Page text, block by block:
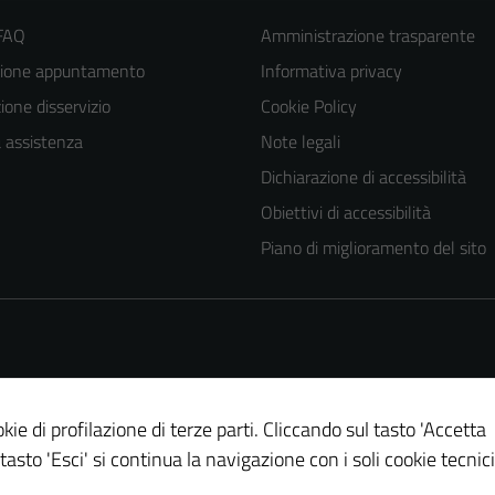
appuntamento
disservizio
assistenza
Amministrazione trasparente
Informativa privacy
Cookie Policy
Note legali
Dichiarazione di accessibilità
Obiettivi di accessibilità
Piano di miglioramento del sito
di profilazione di terze parti. Cliccando sul tasto 'Accetta
'Esci' si continua la navigazione con i soli cookie
Tecnici
Questi cookie
per il
essere
disabilitati.